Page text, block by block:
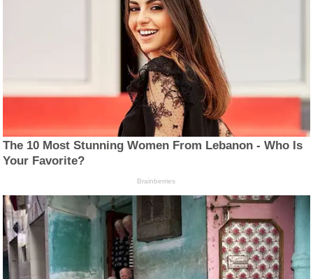
The 10 Most Stunning Women From Lebanon - Who Is
Your Favorite?
Brainberries